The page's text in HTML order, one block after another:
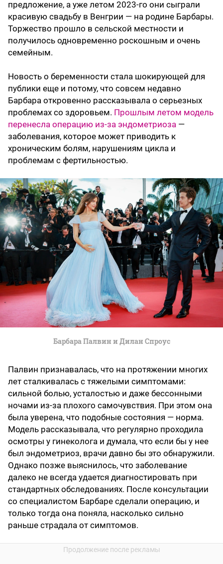
предложение, а уже летом 2023-го они сыграли
красивую свадьбу в Венгрии — на родине Барбары.
Торжество прошло в сельской местности и
получилось одновременно роскошным и очень
семейным.
Новость о беременности стала шокирующей для
публики еще и потому, что совсем недавно
Барбара откровенно рассказывала о серьезных
проблемах со здоровьем. Прошлым летом модель
перенесла операцию из-за эндометриоза —
заболевания, которое может приводить к
хроническим болям, нарушениям цикла и
проблемам с фертильностью.
Барбара Палвин и Дилан Спроус
Палвин признавалась, что на протяжении многих
лет сталкивалась с тяжелыми симптомами:
сильной болью, усталостью и даже бессонными
ночами из-за плохого самочувствия. При этом она
была уверена, что подобные состояния — норма.
Модель рассказывала, что регулярно проходила
осмотры у гинеколога и думала, что если бы у нее
был эндометриоз, врачи давно бы это обнаружили.
Однако позже выяснилось, что заболевание
далеко не всегда удается диагностировать при
стандартных обследованиях. После консультации
со специалистом Барбаре сделали операцию, и
только тогда она поняла, насколько сильно
раньше страдала от симптомов.